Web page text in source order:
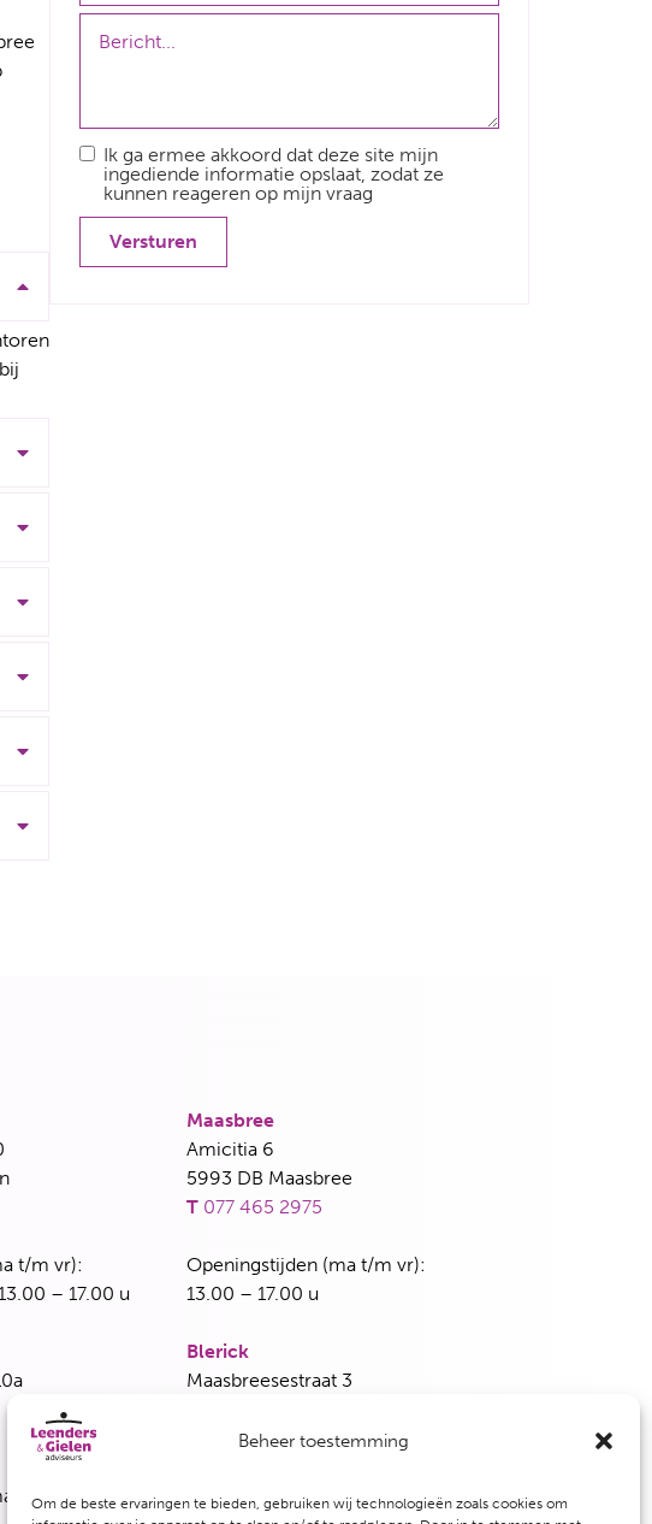
Beheer toestemming
Om de beste ervaringen te bieden, gebruiken wij technologieën zoals cookies om
Ik ga ermee akkoord dat deze site mijn
ingediende informatie opslaat, zodat ze
kunnen reageren op mijn vraag
Versturen
t/m vr):
– 17.00 u
dinsdag en
Maasbree
Amicitia 6
5993 DB Maasbree
T 077 465 2975
Openingstijden (ma t/m vr):
13.00 – 17.00 u
Blerick
Maasbreesestraat 3
077 382 5339
Openingstijden (woensdag en vrijdag):